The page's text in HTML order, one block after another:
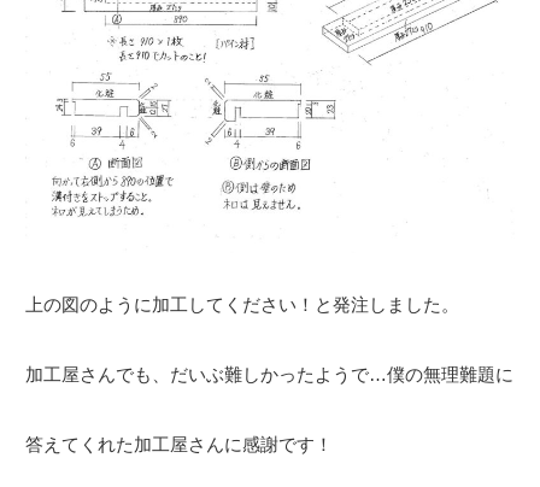
上の図のように加工してください！と発注しました。
加工屋さんでも、だいぶ難しかったようで…僕の無理難題に
答えてくれた加工屋さんに感謝です！